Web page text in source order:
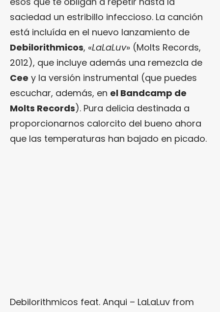
saciedad un estribillo infeccioso. La canción
está incluída en el nuevo lanzamiento de
Debilorithmicos, «LaLaLuv» (Molts Records,
2012), que incluye además una remezcla de
Cee y la versión instrumental (que puedes
escuchar, además, en el Bandcamp de
Molts Records). Pura delicia destinada a
proporcionarnos calorcito del bueno ahora
que las temperaturas han bajado en picado.
Debilorithmicos feat. Anqui – LaLaLuv from